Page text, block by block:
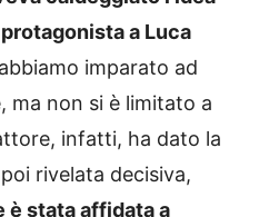
a Luca
imparato ad
ma non si è limitato a
infatti, ha dato la
rivelata decisiva,
è stata affidata a